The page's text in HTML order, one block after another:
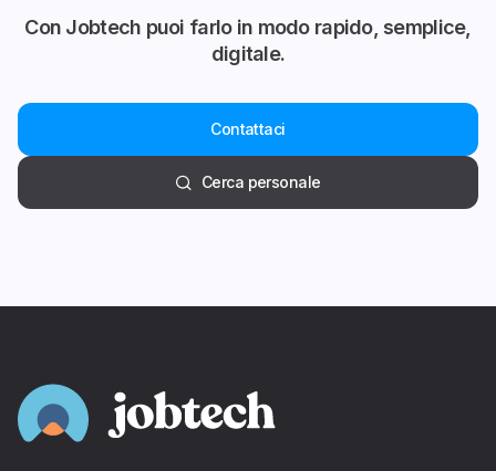
Con Jobtech puoi farlo in modo rapido, semplice,
digitale.
Contattaci
Cerca personale